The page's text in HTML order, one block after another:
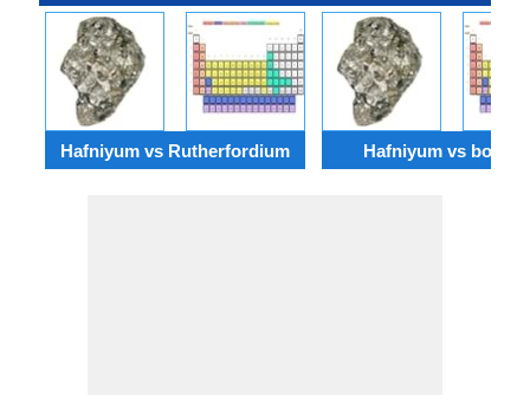
Hafniyum vs Rutherfordium Hafniyum vs